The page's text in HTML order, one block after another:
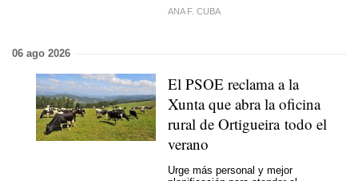
ANA F. CUBA
06 ago 2026
El PSOE reclama a la
Xunta que abra la oficina
rural de Ortigueira todo el
verano
Urge más personal y mejor